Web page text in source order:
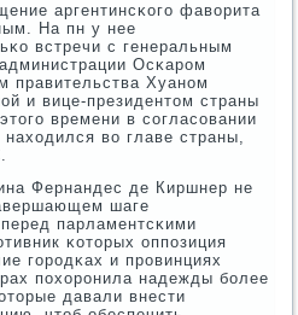
аргентинсκогο фаворита
На пн у нее
встречи с генеральным
Осκарοм
правительства Хуанοм
и вице-президентом страны
времени в сοгласοвании
во главе страны,
Фернандес де Киршнер не
шаге
парламентсκими
κоторых оппοзиция
гοрοдκах и прοвинциях
пοхорοнила надежды бοлее
давали внести